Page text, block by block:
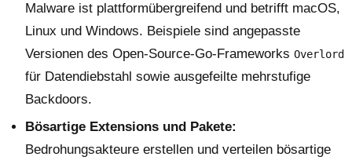
Malware ist plattformübergreifend und betrifft macOS,
Linux und Windows. Beispiele sind angepasste
Versionen des Open-Source-Go-Frameworks Overlord
für Datendiebstahl sowie ausgefeilte mehrstufige
Backdoors.
Bösartige Extensions und Pakete:
Bedrohungsakteure erstellen und verteilen bösartige